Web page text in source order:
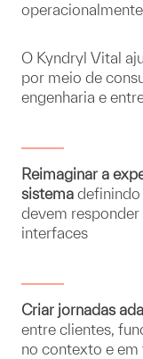
O Kyndryl Vital
por meio de
engenharia e
Reimaginar a
sistema definindo
devem
interfaces
Criar jornadas
entre clientes,
no contexto e em